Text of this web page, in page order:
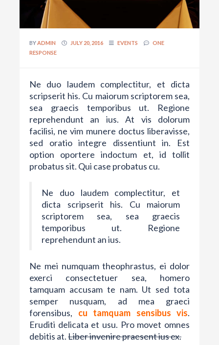
BYADMIN JULY 20, 2016 EVENTS
ONE
RESPONSE
Ne duo laudem complectitur, et dicta
scripserit his. Cu maiorum scriptorem sea,
sea graecis temporibus ut. Regione
reprehendunt an ius. At vis dolorum
facilisi, ne vim munere doctus liberavisse,
sed oratio integre dissentiunt in. Est
option oportere indoctum et, id tollit
probatus sit. Qui case probatus cu.
Ne duo laudem complectitur, et
dicta scripserit his. Cu maiorum
scriptorem sea, sea graecis
temporibus ut. Regione
reprehendunt an ius.
Ne mei numquam theophrastus, ei dolor
exerci consectetuer sea, homero
tamquam accusam te nam. Ut sed tota
semper nusquam, ad mea graeci
forensibus, cu tamquam sensibus vis.
Eruditi delicata et usu. Pro movet omnes
debitis at.Liber invenire praesent ius ex.